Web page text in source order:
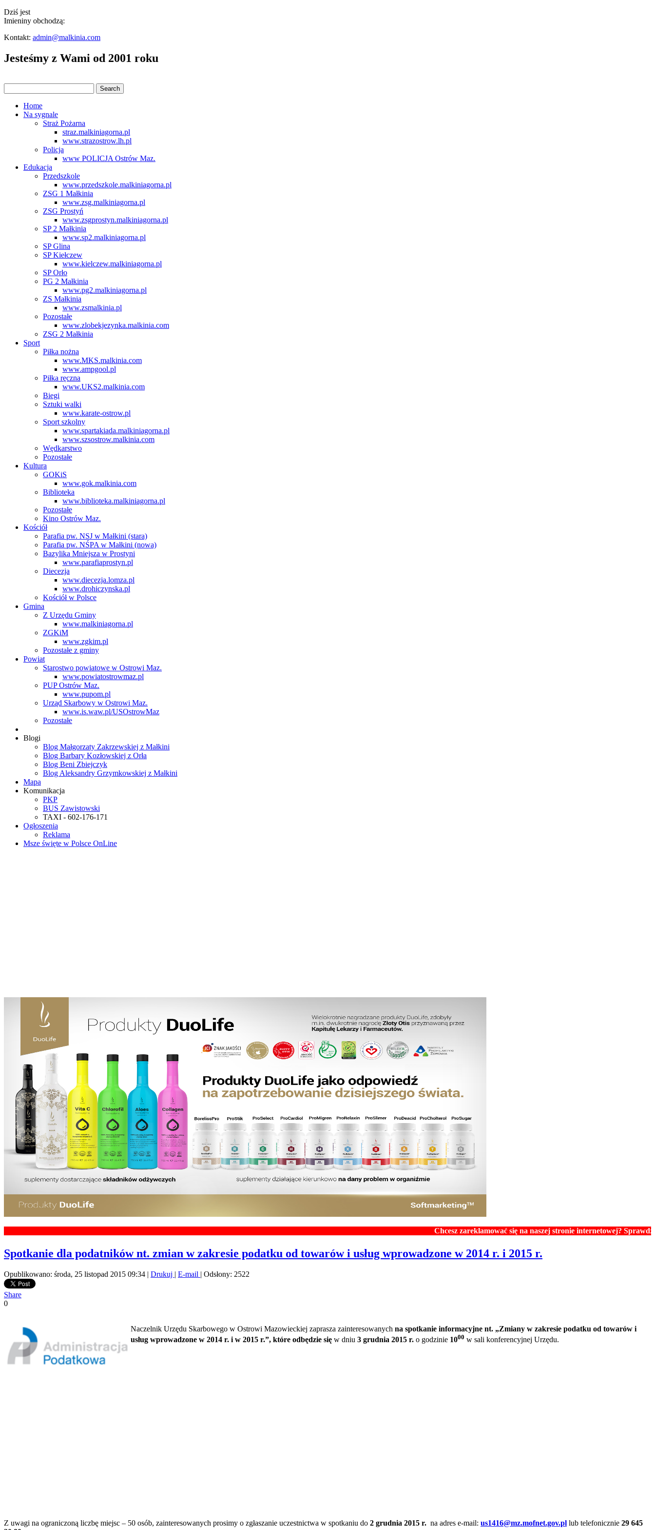
Dziś jest
Imieniny obchodzą:
Kontakt: admin@malkinia.com
Jesteśmy z Wami od 2001 roku
Home
Na sygnale
Straż Pożarna
straz.malkiniagorna.pl
www.strazostrow.lh.pl
Policja
www POLICJA Ostrów Maz.
Edukacja
Przedszkole
www.przedszkole.malkiniagorna.pl
ZSG 1 Małkinia
www.zsg.malkiniagorna.pl
ZSG Prostyń
www.zsgprostyn.malkiniagorna.pl
SP 2 Małkinia
www.sp2.malkiniagorna.pl
SP Glina
SP Kiełczew
www.kielczew.malkiniagorna.pl
SP Orło
PG 2 Małkinia
www.pg2.malkiniagorna.pl
ZS Małkinia
www.zsmalkinia.pl
Pozostałe
www.zlobekjezynka.malkinia.com
ZSG 2 Małkinia
Sport
Piłka nożna
www.MKS.malkinia.com
www.ampgool.pl
Piłka ręczna
www.UKS2.malkinia.com
Biegi
Sztuki walki
www.karate-ostrow.pl
Sport szkolny
www.spartakiada.malkiniagorna.pl
www.szsostrow.malkinia.com
Wędkarstwo
Pozostałe
Kultura
GOKiS
www.gok.malkinia.com
Biblioteka
www.biblioteka.malkiniagorna.pl
Pozostałe
Kino Ostrów Maz.
Kościół
Parafia pw. NSJ w Małkini (stara)
Parafia pw. NŚPA w Małkini (nowa)
Bazylika Mniejsza w Prostyni
www.parafiaprostyn.pl
Diecezja
www.diecezja.lomza.pl
www.drohiczynska.pl
Kościół w Polsce
Gmina
Z Urzędu Gminy
www.malkiniagorna.pl
ZGKiM
www.zgkim.pl
Pozostałe z gminy
Powiat
Starostwo powiatowe w Ostrowi Maz.
www.powiatostrowmaz.pl
PUP Ostrów Maz.
www.pupom.pl
Urząd Skarbowy w Ostrowi Maz.
www.is.waw.pl/USOstrowMaz
Pozostałe
Blogi
Blog Małgorzaty Zakrzewskiej z Małkini
Blog Barbary Kozłowskiej z Orła
Blog Beni Zbiejczyk
Blog Aleksandry Grzymkowskiej z Małkini
Mapa
Komunikacja
PKP
BUS Zawistowski
TAXI - 602-176-171
Ogłoszenia
Reklama
Msze święte w Polsce OnLine
Chcesz zareklamować się na naszej stronie internetowej? Sprawdź ceny
Spotkanie dla podatników nt. zmian w zakresie podatku od towarów i usług wprowadzone w 2014 r. i 2015 r.
Opublikowano: środa, 25 listopad 2015 09:34 | Drukuj | E-mail | Odsłony: 2522
Share
0
Naczelnik Urzędu Skarbowego w Ostrowi Mazowieckiej zaprasza zainteresowanych na spotkanie informacyjne nt. „Zmiany w zakresie podatku od towarów i
usług wprowadzone w 2014 r. i w 2015 r.”, które odbędzie się w dniu 3 grudnia 2015 r. o godzinie 1000 w sali konferencyjnej Urzędu.
Z uwagi na ograniczoną liczbę miejsc – 50 osób, zainteresowanych prosimy o zgłaszanie uczestnictwa w spotkaniu do 2 grudnia 2015 r. na adres e-mail: us1416@mz.mofnet.gov.pl lub telefonicznie 29 645